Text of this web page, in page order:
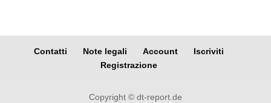
Contatti Note legali Account
Iscriviti
Registrazione
Copyright © dt-report.de